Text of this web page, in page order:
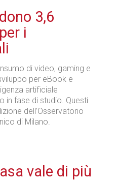
3,6
i
di video, gaming e
per eBook e
artificiale
in fase di studio. Questi
dell’Osservatorio
di Milano.
vale di più